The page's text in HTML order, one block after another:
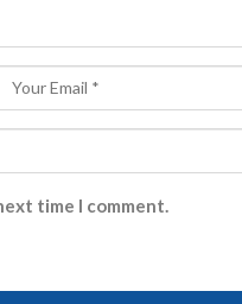
time I comment.